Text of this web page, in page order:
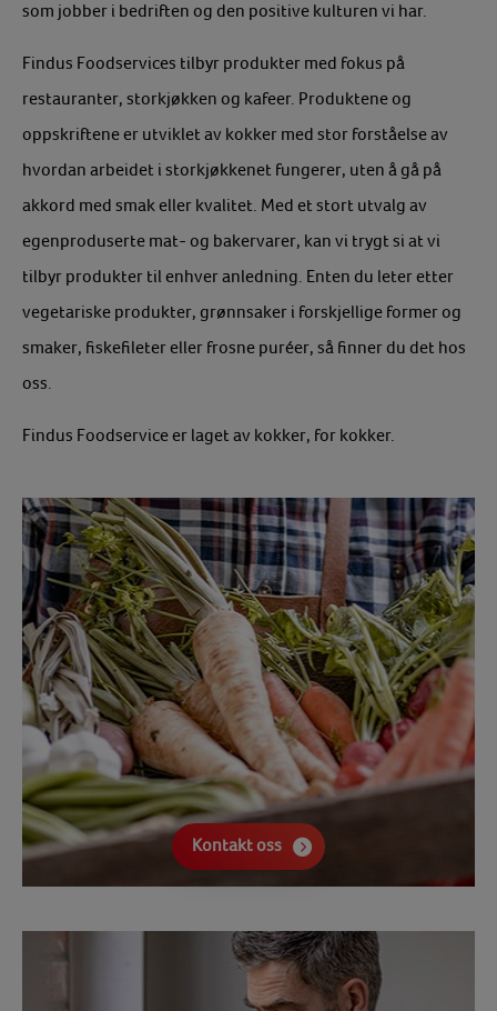
som jobber i bedriften og den positive kulturen vi har.
Findus Foodservices tilbyr produkter med fokus på
restauranter, storkjøkken og kafeer. Produktene og
oppskriftene er utviklet av kokker med stor forståelse av
hvordan arbeidet i storkjøkkenet fungerer, uten å gå på
akkord med smak eller kvalitet. Med et stort utvalg av
egenproduserte mat- og bakervarer, kan vi trygt si at vi
tilbyr produkter til enhver anledning. Enten du leter etter
vegetariske produkter, grønnsaker i forskjellige former og
smaker, fiskefileter eller frosne puréer, så finner du det hos
oss.
Findus Foodservice er laget av kokker, for kokker.
Kontakt oss